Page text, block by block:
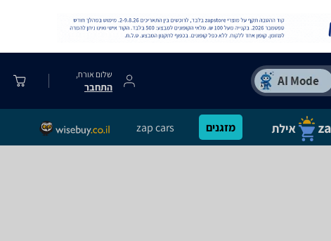
שלום אורח,
התחבר
מזגנים zap cars